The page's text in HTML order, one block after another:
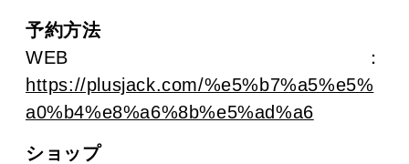
予約方法
WEB：
https://plusjack.com/%e5%b7%a5%e5%
a0%b4%e8%a6%8b%e5%ad%a6
ショップ